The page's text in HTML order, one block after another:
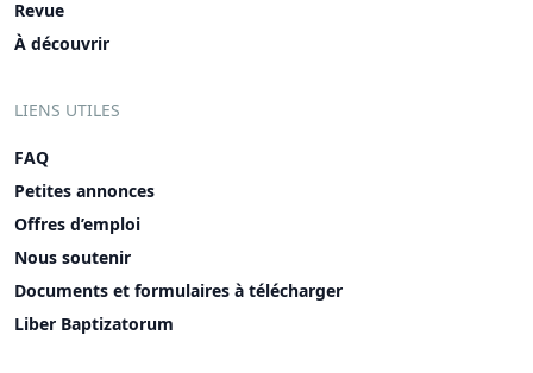
Revue
À découvrir
LIENS UTILES
FAQ
Petites annonces
Offres d’emploi
Nous soutenir
Documents et formulaires à télécharger
Liber Baptizatorum